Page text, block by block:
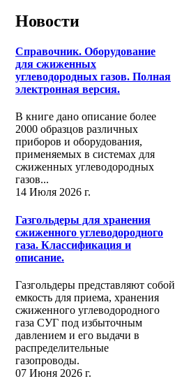
Новости
Справочник. Оборудование
для сжиженных
углеводородных газов. Полная
электронная версия.
В книге дано описание более
2000 образцов различных
приборов и оборудования,
применяемых в системах для
сжиженных углеводородных
газов...
14 Июля 2026 г.
Газгольдеры для хранения
сжиженного углеводородного
газа. Классификация и
описание.
Газгольдеры представляют собой
емкость для приема, хранения
сжиженного углеводородного
газа СУГ под избыточным
давлением и его выдачи в
распределительные
газопроводы.
07 Июня 2026 г.